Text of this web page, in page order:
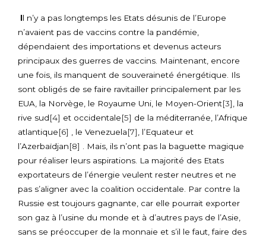
Il n’y a pas longtemps les Etats désunis de l’Europe
n’avaient pas de vaccins contre la pandémie,
dépendaient des importations et devenus acteurs
principaux des guerres de vaccins. Maintenant, encore
une fois, ils manquent de souveraineté énergétique. Ils
sont obligés de se faire ravitailler principalement par les
EUA, la Norvège, le Royaume Uni, le Moyen-Orient[3]
, la
rive sud[4] et occidentale[5] de la méditerranée, l’Afrique
atlantique[6] , le Venezuela[7]
, l’Equateur et
l’Azerbaïdjan[8]
. Mais, ils n’ont pas la baguette magique
pour réaliser leurs aspirations. La majorité des Etats
exportateurs de l’énergie veulent rester neutres et ne
pas s’aligner avec la coalition occidentale. Par contre la
Russie est toujours gagnante, car elle pourrait exporter
son gaz à l’usine du monde et à d’autres pays de l’Asie,
sans se préoccuper de la monnaie et s’il le faut, faire des